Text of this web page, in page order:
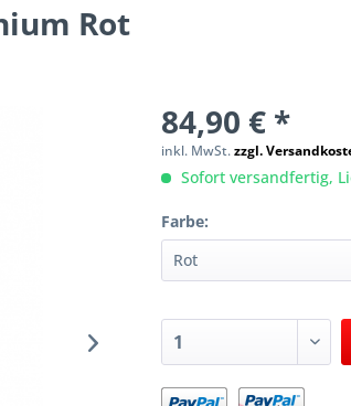
Rot
84,90 € *
inkl. MwSt.zzgl.
Sofort versandfertig,
Farbe: